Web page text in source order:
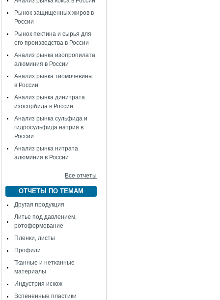
Рынок защищенных жиров в
России
Рынок пектина и сырья для
его производства в России
Анализ рынка изопропилата
алюминия в России
Анализ рынка тиомочевины
в России
Анализ рынка динитрата
изосорбида в России
Анализ рынка сульфида и
гидросульфида натрия в
России
Анализ рынка нитрата
алюминия в России
Все отчеты
ОТЧЕТЫ ПО ТЕМАМ
Другая продукция
Литье под давлением,
ротоформование
Пленки, листы
Профили
Тканные и нетканные
материалы
Индустрия искож
Вспененные пластики